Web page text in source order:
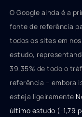
O Google ainda é a
fonte de referência
todos os sites em
estudo,
39,35% de todo o
referência – embora
esteja ligeiramente
último estudo (-1,79